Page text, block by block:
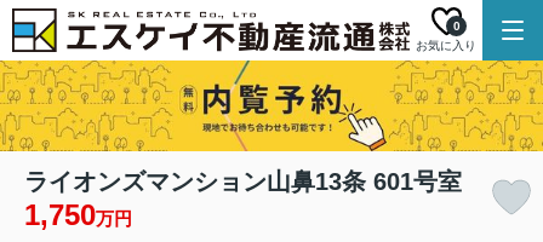
お気に入り
0
ライオンズマンション山鼻13条 601号室
1,750万円